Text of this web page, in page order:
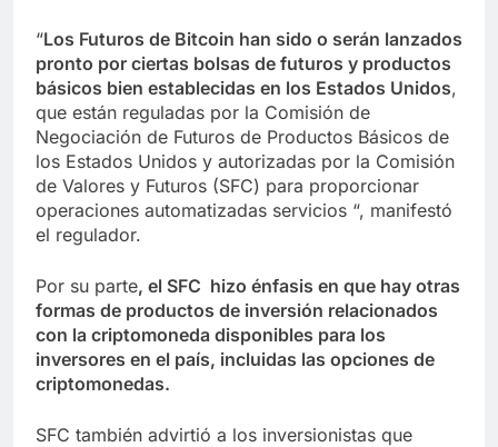
“Los Futuros de Bitcoin han sido o serán lanzados
pronto por ciertas bolsas de futuros y productos
básicos bien establecidas en los Estados Unidos,
que están reguladas por la Comisión de
Negociación de Futuros de Productos Básicos de
los Estados Unidos y autorizadas por la Comisión
de Valores y Futuros (SFC) para proporcionar
operaciones automatizadas servicios “, manifestó
el regulador.
Por su parte, el SFC hizo énfasis en que hay otras
formas de productos de inversión relacionados
con la criptomoneda disponibles para los
inversores en el país, incluidas las opciones de
criptomonedas.
SFC también advirtió a los inversionistas que